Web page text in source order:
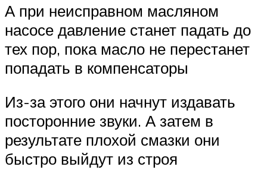
А при неисправном масляном
насосе давление станет падать до
тех пор, пока масло не перестанет
попадать в компенсаторы
Из-за этого они начнут издавать
посторонние звуки. А затем в
результате плохой смазки они
быстро выйдут из строя